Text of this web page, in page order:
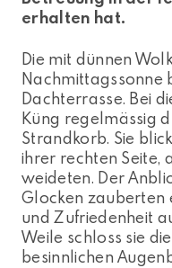
erhalten hat.
Die mit dünnen
Nachmittagssonne
Dachterrasse. Bei
Küng regelmässig
Strandkorb. Sie
ihrer rechten Seite,
weideten. Der
Glocken zauberten
und Zufriedenheit
Weile schloss sie
besinnlichen